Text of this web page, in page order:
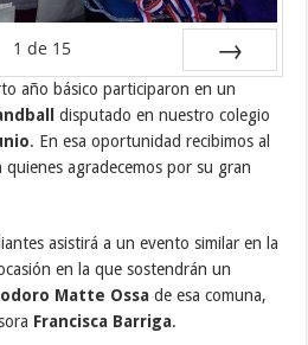
1 de 15
Siguiente
año básico participaron en un
disputado en nuestro colegio
. En esa oportunidad recibimos al
quienes agradecemos por su gran
asistirá a un evento similar en la
en la que sostendrán un
Matte Ossa de esa comuna,
Francisca Barriga.